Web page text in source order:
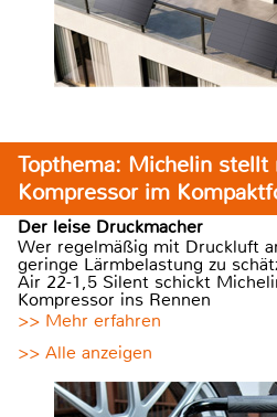
Topthema: Michelin stellt
Kompressor im
Der leise Druckmacher
Wer regelmäßig mit Druckluft
geringe Lärmbelastung zu
Air 22-1,5 Silent schickt
Kompressor ins Rennen
>> Mehr erfahren
>> Alle anzeigen